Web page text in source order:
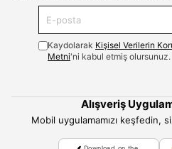
Kaydolarak Kişisel Verilerin
Metni'ni kabul etmiş olursunuz.
Alışveriş
Mobil uygulamamızı keşfedin,